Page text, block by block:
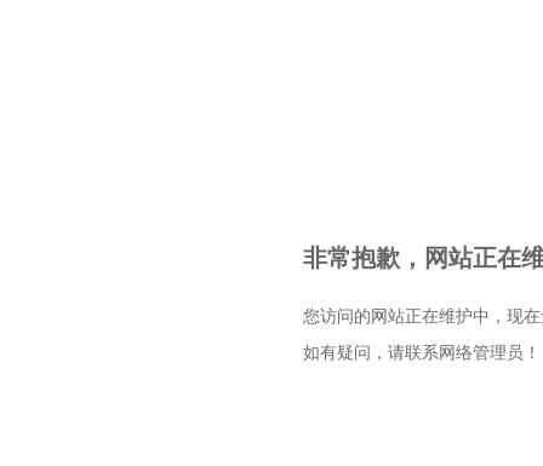
非常抱歉，网站正在
您访问的网站正在维护中，现
如有疑问，请联系网络管理员！